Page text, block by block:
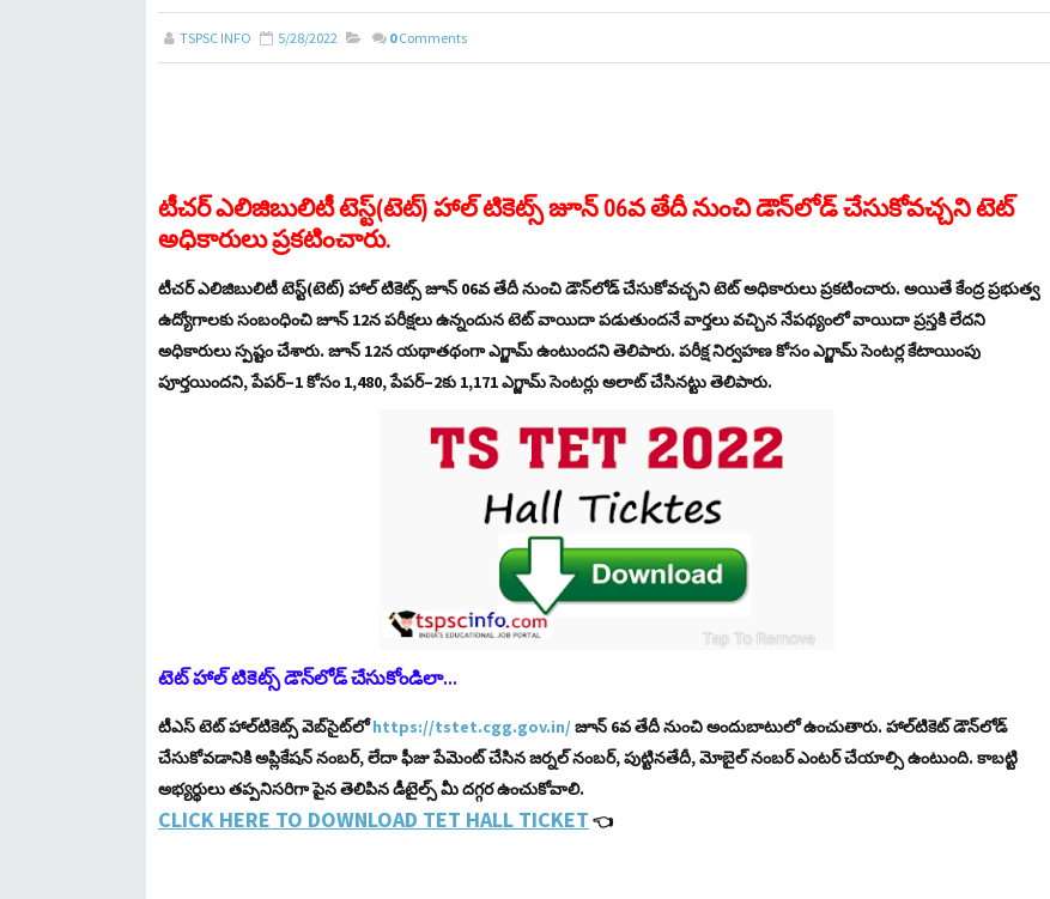
TSPSC INFO 5/28/2022 0 Comments
టీచర్​ ఎలిజిబులిటీ టెస్ట్​(టెట్​) హాల్​ టికెట్స్​ జూన్​ 06వ తేదీ నుంచి డౌన్​లోడ్​ చేసుకోవచ్చని టెట్​
అధికారులు ప్రకటించారు.
టీచర్​ ఎలిజిబులిటీ టెస్ట్​(టెట్​) హాల్​ టికెట్స్​ జూన్​ 06వ తేదీ నుంచి డౌన్​లోడ్​ చేసుకోవచ్చని టెట్​ అధికారులు ప్రకటించారు. అయితే కేంద్ర ప్రభుత్వ
ఉద్యోగాలకు సంబంధించి జూన్​ 12న పరీక్షలు ఉన్నందున టెట్​ వాయిదా పడుతుందనే వార్తలు వచ్చిన నేపథ్యంలో వాయిదా ప్రస్తకి లేదని
అధికారులు స్పష్టం చేశారు. జూన్​ 12న యథాతథంగా ఎగ్జామ్​ ఉంటుందని తెలిపారు. పరీక్ష నిర్వహణ కోసం ఎగ్జామ్​ సెంటర్ల కేటాయింపు
పూర్తయిందని, పేపర్​–1 కోసం 1,480, పేపర్​–2కు 1,171 ఎగ్జామ్​ సెంటర్లు అలాట్​ చేసినట్టు తెలిపారు.
టెట్​ హాల్​ టికెట్స్​ డౌన్​లోడ్​ చేసుకోండిలా…
టీఎస్​ టెట్​ హాల్​టికెట్స్​ వెబ్​సైట్​లోhttps://tstet.cgg.gov.in/జూన్​ 6వ తేదీ నుంచి అందుబాటులో ఉంచుతారు. హాల్​టికెట్​ డౌన్​లోడ్​
చేసుకోవడానికి అప్లికేషన్​ నంబర్​, లేదా ఫీజు పేమెంట్​ చేసిన జర్నల్​ నంబర్​, పుట్టినతేదీ, మోబైల్​ నంబర్ ఎంటర్​ చేయాల్సి ఉంటుంది. కాబట్టి
అభ్యర్థులు తప్పనిసరిగా పైన తెలిపిన డీటైల్స్​ మీ దగ్గర ఉంచుకోవాలి.
CLICK HERE TO DOWNLOAD TET HALL TICKET 👈